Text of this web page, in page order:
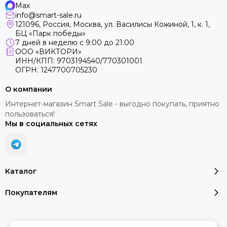
Max
info@smart-sale.ru
121096, Россия, Москва, ул. Василисы Кожиной, 1, к. 1,
БЦ «Парк победы»
7 дней в неделю с 9:00 до 21:00
ООО «ВИКТОРИ»
ИНН/КПП: 9703194540/770301001
ОГРН: 1247700705230
Каталог
Покупателям
О компании
Интернет-магазин Smart Sale - выгодно покупать, приятно
пользоваться!
Мы в социальных сетях